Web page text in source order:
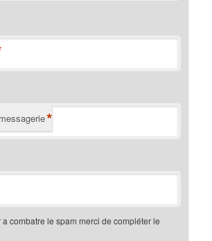
*
combatre le spam merci de compléter le